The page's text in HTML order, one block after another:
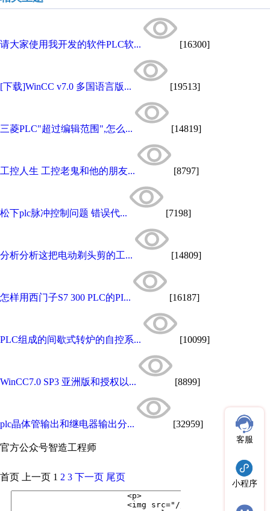
请大家使用我开发的软件PLC软... [16300]
[下载]WinCC v7.0 多国语言版... [19513]
三菱PLC"超过编辑范围",怎么... [14819]
工控人生 工控老鬼和他的朋友... [8797]
松下plc脉冲控制问题 错误代... [7198]
分析分析这把电动剃头剪的工... [14809]
怎样用西门子S7 300 PLC的PI... [16187]
PLC组成的间歇式转炉的自控系... [10099]
WinCC7.0 SP3 亚洲版和授权以... [8899]
plc晶体管输出和继电器输出分... [32959]
官方公众号智造工程师
客服
小程序
首页 上一页 1 2 3 下一页 尾页